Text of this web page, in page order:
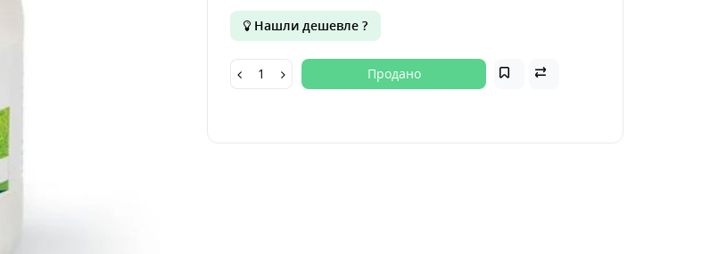
Нашли дешевле ?
Продано